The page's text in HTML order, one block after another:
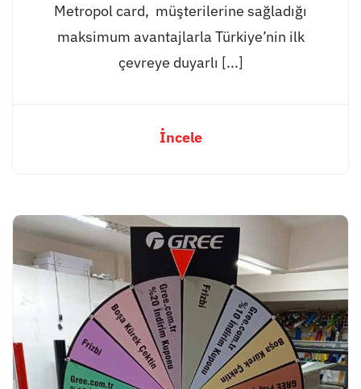
Metropol card, müşterilerine sağladığı
maksimum avantajlarla Türkiye’nin ilk
çevreye duyarlı [...]
İncele